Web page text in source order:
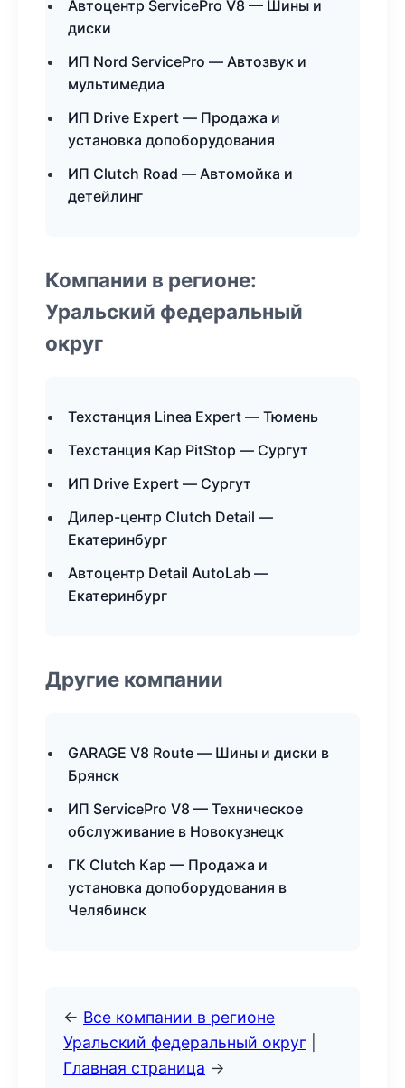
Автоцентр ServicePro V8 — Шины и
диски
ИП Nord ServicePro — Автозвук и
мультимедиа
ИП Drive Expert — Продажа и
установка допоборудования
ИП Clutch Road — Автомойка и
детейлинг
Компании в регионе:
Уральский федеральный
округ
Техстанция Linea Expert — Тюмень
Техстанция Кар PitStop — Сургут
ИП Drive Expert — Сургут
Дилер-центр Clutch Detail —
Екатеринбург
Автоцентр Detail AutoLab —
Екатеринбург
Другие компании
GARAGE V8 Route — Шины и диски в
Брянск
ИП ServicePro V8 — Техническое
обслуживание в Новокузнецк
ГК Clutch Кар — Продажа и
установка допоборудования в
Челябинск
← Все компании в регионе
Уральский федеральный округ
Главная страница →